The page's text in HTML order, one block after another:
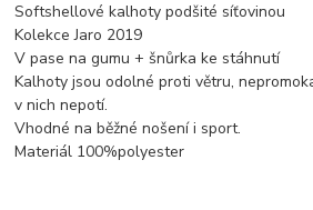
Softshellové kalhoty podšité síťovinou
Kolekce Jaro 2019
V pase na gumu + šnůrka ke stáhnutí
Kalhoty jsou odolné proti větru,
v nich nepotí.
Vhodné na běžné nošení i sport.
Materiál 100%polyester